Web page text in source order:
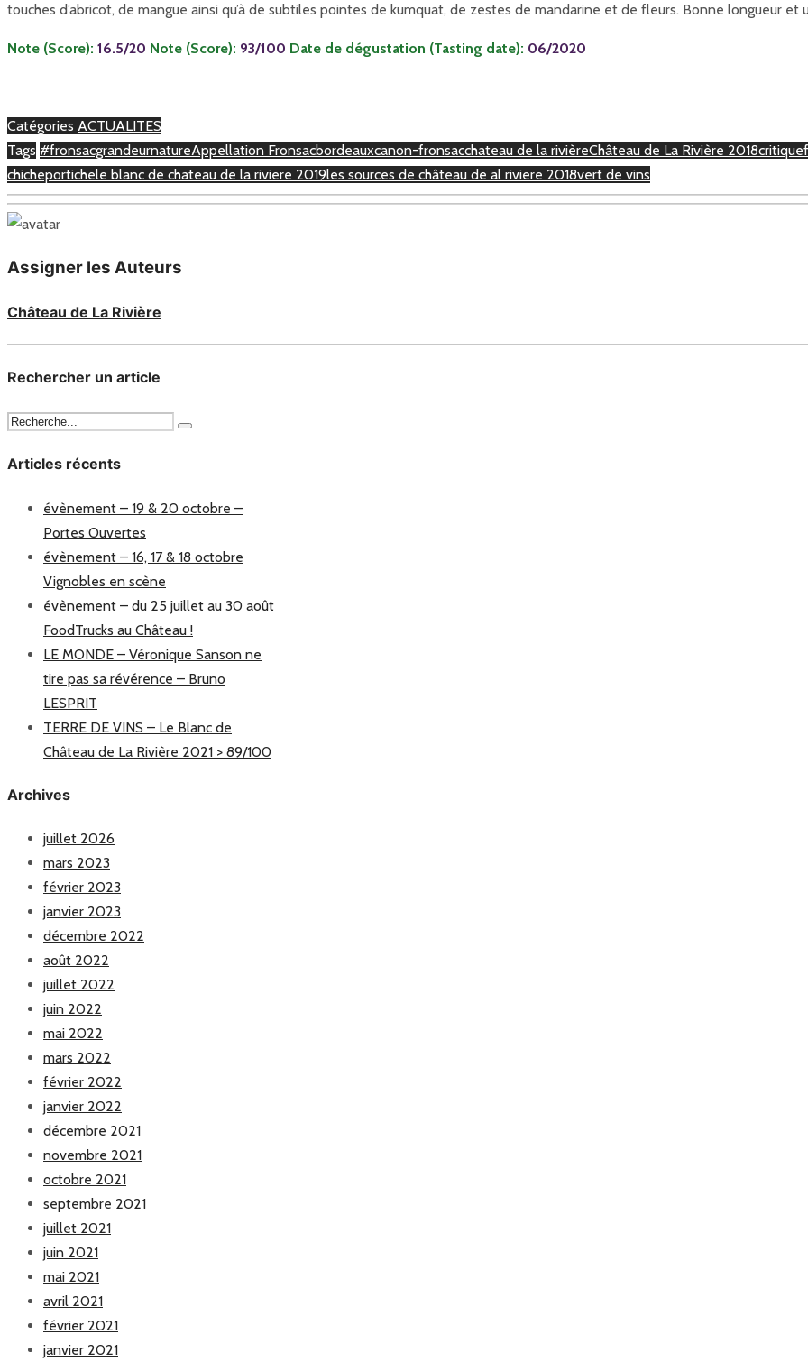
touches d’abricot, de mangue ainsi qu’à de subtiles pointes de kumquat, de zestes de mandarine et de fleurs. Bonne longueur et
Note (Score): 16.5/20 Note (Score): 93/100 Date de dégustation (Tasting date): 06/2020
Catégories ACTUALITES
Tags #fronsacgrandeurnatureAppellation Fronsacbordeauxcanon-fronsacchateau de la rivièreChâteau de La Rivière 2018critique
chicheportichele blanc de chateau de la riviere 2019les sources de château de al riviere 2018vert de vins
Assigner les Auteurs
Château de La Rivière
Rechercher un article
Articles récents
évènement – 19 & 20 octobre –
Portes Ouvertes
évènement – 16, 17 & 18 octobre
Vignobles en scène
évènement – du 25 juillet au 30 août
FoodTrucks au Château !
LE MONDE – Véronique Sanson ne
tire pas sa révérence – Bruno
LESPRIT
TERRE DE VINS – Le Blanc de
Château de La Rivière 2021 > 89/100
Archives
juillet 2026
mars 2023
février 2023
janvier 2023
décembre 2022
août 2022
juillet 2022
juin 2022
mai 2022
mars 2022
février 2022
janvier 2022
décembre 2021
novembre 2021
octobre 2021
septembre 2021
juillet 2021
juin 2021
mai 2021
avril 2021
février 2021
janvier 2021